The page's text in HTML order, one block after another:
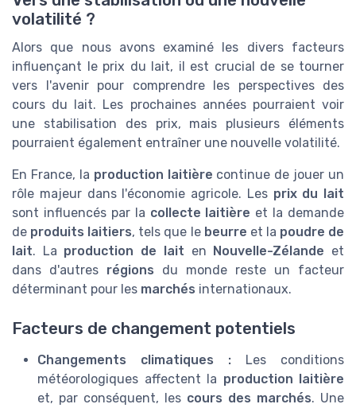
volatilité ?
Alors que nous avons examiné les divers facteurs
influençant le prix du lait, il est crucial de se tourner
vers l'avenir pour comprendre les perspectives des
cours du lait. Les prochaines années pourraient voir
une stabilisation des prix, mais plusieurs éléments
pourraient également entraîner une nouvelle volatilité.
En France, la production laitière continue de jouer un
rôle majeur dans l'économie agricole. Les prix du lait
sont influencés par la collecte laitière et la demande
de produits laitiers, tels que le beurre et la poudre de
lait. La production de lait en Nouvelle-Zélande et
dans d'autres régions du monde reste un facteur
déterminant pour les marchés internationaux.
Facteurs de changement potentiels
Changements climatiques : Les conditions
météorologiques affectent la production laitière
et, par conséquent, les cours des marchés. Une